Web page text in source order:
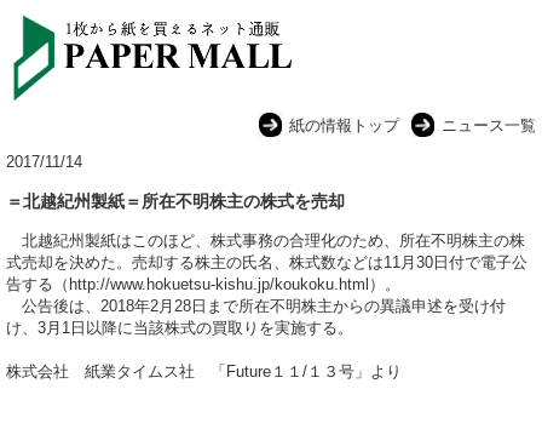
紙の情報トップ
ニュース一覧
2017/11/14
＝北越紀州製紙＝所在不明株主の株式を売却
北越紀州製紙はこのほど、株式事務の合理化のため、所在不明株主の株
式売却を決めた。売却する株主の氏名、株式数などは11月30日付で電子公
告する（http://www.hokuetsu-kishu.jp/koukoku.html）。
公告後は、2018年2月28日まで所在不明株主からの異議申述を受け付
け、3月1日以降に当該株式の買取りを実施する。
株式会社 紙業タイムス社 「Future１１/１３号」より